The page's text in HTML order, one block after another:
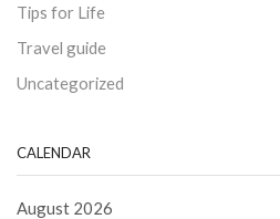
Tips for Life
Travel guide
Uncategorized
CALENDAR
August 2026